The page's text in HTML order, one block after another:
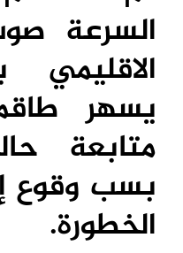
السرعة
الاقليمي
يسهر
متابعة
بسب وقوع
الخطورة.